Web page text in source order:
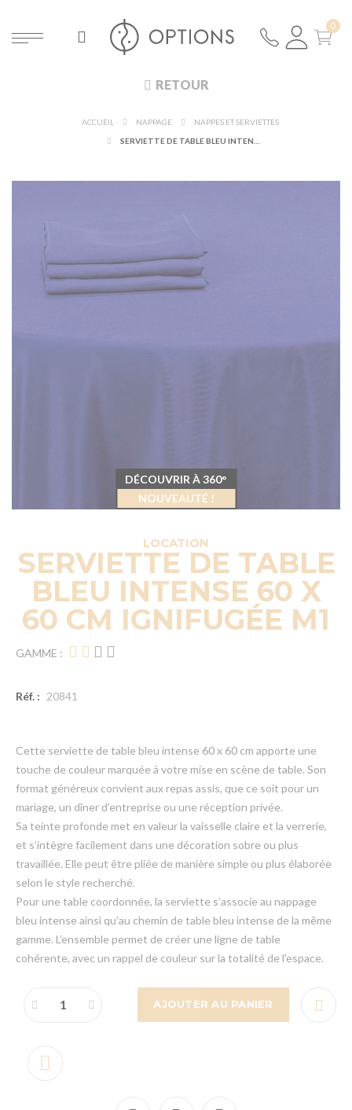
RETOUR
ACCUEIL NAPPAGE
NAPPES ET SERVIETTES
LOCATION
SERVIETTE DE TABLE
BLEU INTENSE 60 X
60 CM IGNIFUGÉE M1
GAMME :
Réf. : 20841
Cette serviette de table bleu intense 60 x 60 cm apporte une
touche de couleur marquée à votre mise en scène de table. Son
format généreux convient aux repas assis, que ce soit pour un
mariage, un dîner d’entreprise ou une réception privée.
Sa teinte profonde met en valeur la vaisselle claire et la verrerie,
et s’intègre facilement dans une décoration sobre ou plus
travaillée. Elle peut être pliée de manière simple ou plus élaborée
selon le style recherché.
Pour une table coordonnée, la serviette s’associe au nappage
bleu intense ainsi qu’au chemin de table bleu intense de la même
gamme. L’ensemble permet de créer une ligne de table
cohérente, avec un rappel de couleur sur la totalité de l'espace.
AJOUTER AU PANIER
DÉCOUVRIR À 360°
NOUVEAUTÉ !